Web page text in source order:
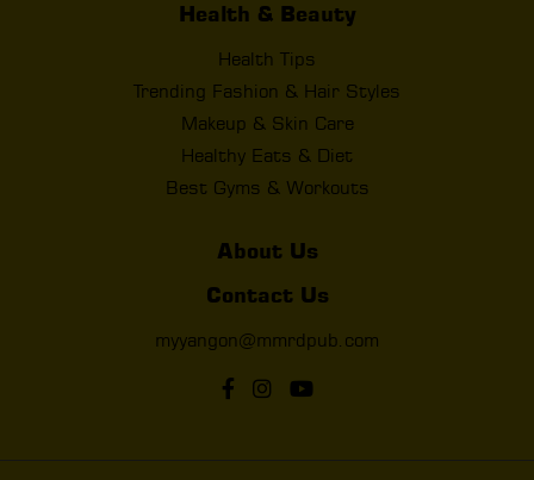
Health & Beauty
Health Tips
Trending Fashion & Hair Styles
Makeup & Skin Care
Healthy Eats & Diet
Best Gyms & Workouts
About Us
Contact Us
myyangon@mmrdpub.com